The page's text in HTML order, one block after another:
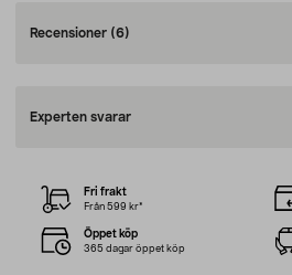
Recensioner (6)
Experten svarar
Fri frakt
Från 599 kr*
Öppet köp
365 dagar öppet köp